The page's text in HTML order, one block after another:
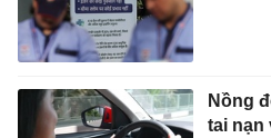
Nồng
tai nạn